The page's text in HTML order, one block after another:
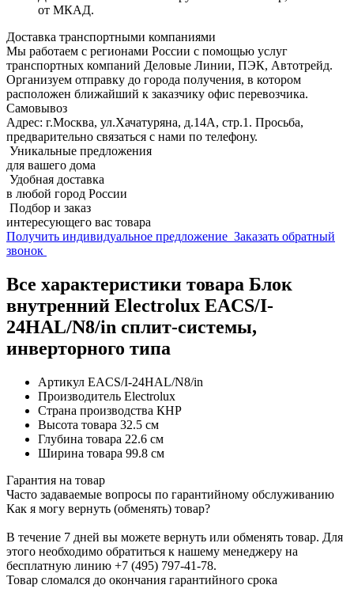
от МКАД.
Доставка транспортными компаниями
Мы работаем с регионами России с помощью услуг
транспортных компаний Деловые Линии, ПЭК, Автотрейд.
Организуем отправку до города получения, в котором
расположен ближайший к заказчику офис перевозчика.
Самовывоз
Адрес: г.Москва, ул.Хачатуряна, д.14А, стр.1. Просьба,
предварительно связаться с нами по телефону.
Уникальные предложения
для вашего дома
Удобная доставка
в любой город России
Подбор и заказ
интересующего вас товара
Получить индивидуальное предложение Заказать обратный
звонок
Все характеристики товара Блок
внутренний Electrolux EACS/I-
24HAL/N8/in сплит-системы,
инверторного типа
Артикул EACS/I-24HAL/N8/in
Производитель Electrolux
Страна производства КНР
Высота товара 32.5 см
Глубина товара 22.6 см
Ширина товара 99.8 см
Гарантия на товар
Часто задаваемые вопросы по гарантийному обслуживанию
Как я могу вернуть (обменять) товар?
В течение 7 дней вы можете вернуть или обменять товар. Для
этого необходимо обратиться к нашему менеджеру на
бесплатную линию +7 (495) 797-41-78.
Товар сломался до окончания гарантийного срока